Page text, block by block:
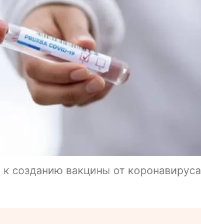
созданию вакцины от коронавируса